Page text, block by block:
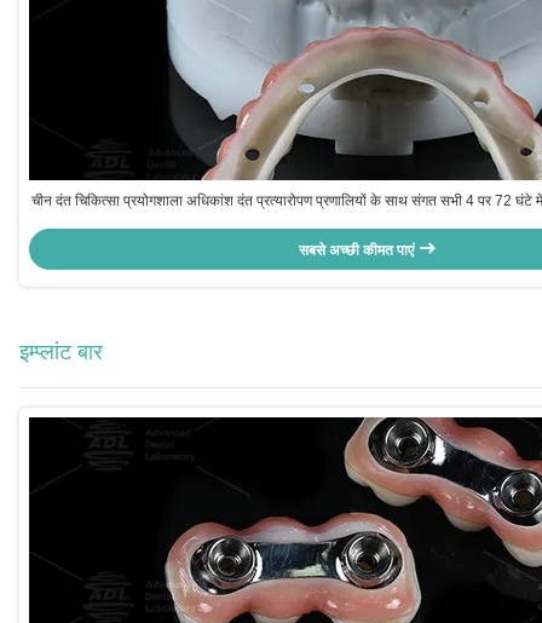
चीन दंत चिकित्सा प्रयोगशाला अधिकांश दंत प्रत्यारोपण प्रणालियों के साथ संगत सभी 4 पर 72
सबसे अच्छी कीमत पाएं
इम्प्लांट बार